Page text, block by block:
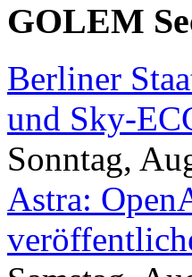
GOLEM
Berliner
und Sky-
Sonntag,
Astra: